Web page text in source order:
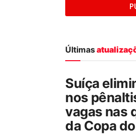
Últimas
Suíça
nos
vagas nas
da Copa